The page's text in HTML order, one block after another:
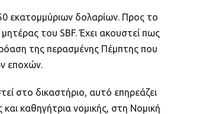
εκατομμύριων δολαρίων. Προς το
του SBF. Έχει ακουστεί πως
της περασμένης Πέμπτης που
εποχών.
στο δικαστήριο, αυτό επηρεάζει
καθηγήτρια νομικής, στη Νομική